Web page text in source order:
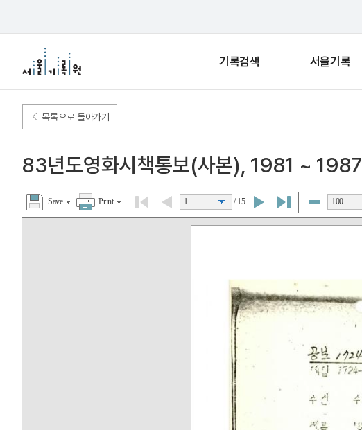
기록검색 서울기록
목록으로 돌아가기
83년도영화시책통보(사본), 1981 ~ 1987
Save Print 1 / 15 100